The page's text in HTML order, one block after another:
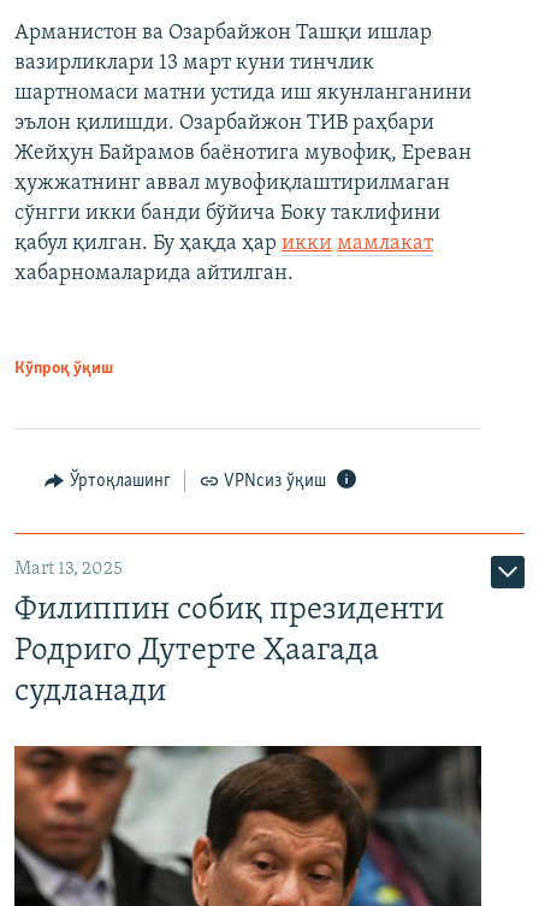
Арманистон ва Озарбайжон Ташқи ишлар
вазирликлари 13 март куни тинчлик
шартномаси матни устида иш якунланганини
эълон қилишди. Озарбайжон ТИВ раҳбари
Жейҳун Байрамов баёнотига мувофиқ, Ереван
ҳужжатнинг аввал мувофиқлаштирилмаган
сўнгги икки банди бўйича Боку таклифини
қабул қилган. Бу ҳақда ҳар икки мамлакат
хабарномаларида айтилган.
Кўпроқ ўқиш
Ўртоқлашинг VPNсиз ўқиш
Mart 13, 2025
Филиппин собиқ президенти
Родриго Дутерте Ҳаагада
судланади